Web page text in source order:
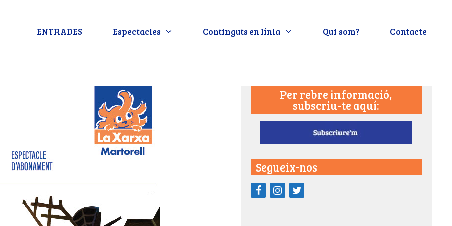
ENTRADES Espectacles Continguts en línia Qui som? Contacte
Per rebre informació,
subscriu-te aquí:
Segueix-nos